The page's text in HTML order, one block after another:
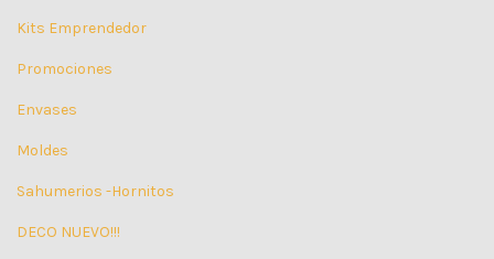
Kits Emprendedor
Promociones
Envases
Moldes
Sahumerios -Hornitos
DECO NUEVO!!!